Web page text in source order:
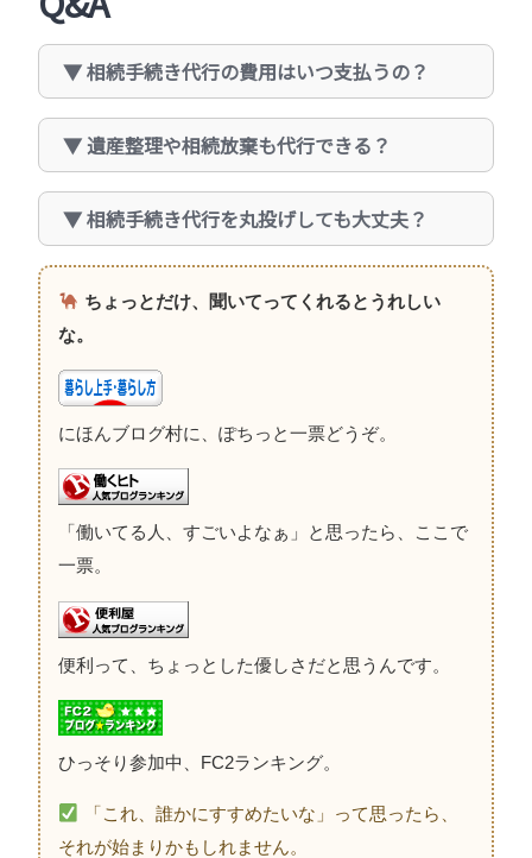
相続手続き代行の費用はいつ支払うの？
遺産整理や相続放棄も代行できる？
相続手続き代行を丸投げしても大丈夫？
ちょっとだけ、聞いてってくれるとうれしい
な。
にほんブログ村に、ぽちっと一票どうぞ。
「働いてる人、すごいよなぁ」と思ったら、ここで
一票。
便利って、ちょっとした優しさだと思うんです。
ひっそり参加中、FC2ランキング。
「これ、誰かにすすめたいな」って思ったら、
それが始まりかもしれません。